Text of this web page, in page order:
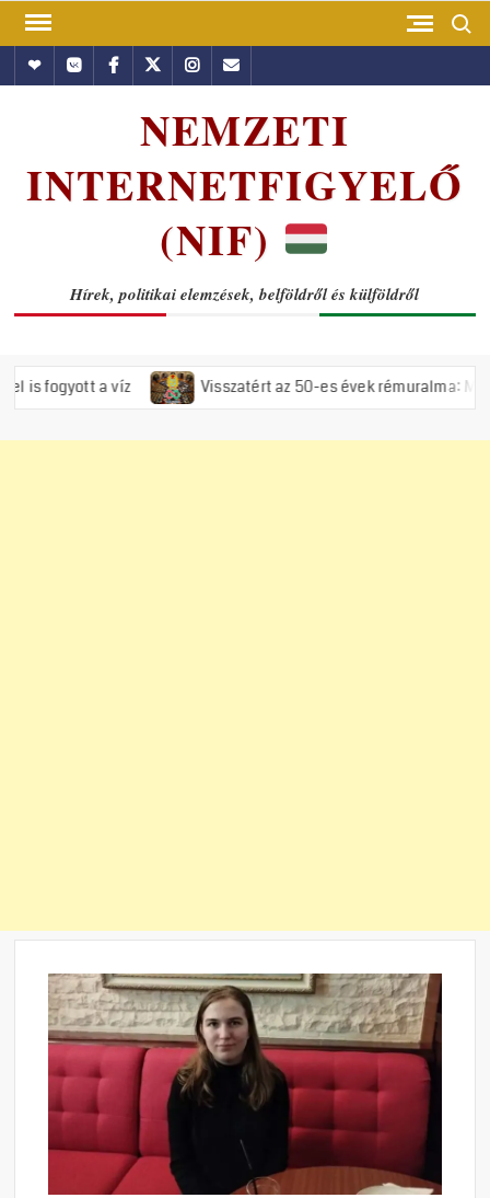
Skip
contentHundubVkontakte
Facebook
TwitterInstagram
Email
NEMZETI
INTERNETFIGYELŐ
(NIF)
Hírek, politikai elemzések, belföldről és külföldről
víz Visszatért az 50-es évek rémuralma: Megszavazta az